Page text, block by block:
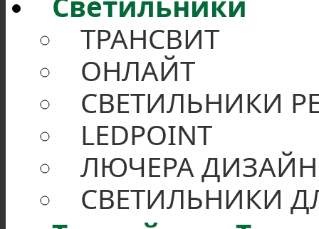
ТРАНСВИТ
ОНЛАЙТ
СВЕТИЛЬНИКИ
LEDPOINT
ЛЮЧЕРА
СВЕТИЛЬНИКИ